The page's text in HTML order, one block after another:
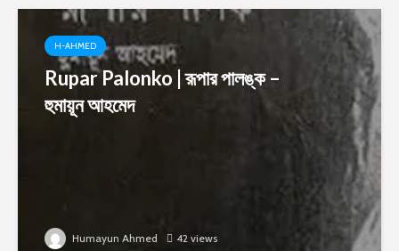
H-AHMED
Rupar Palonko | রূপার পালঙ্ক –
হুমায়ূন আহমেদ
Humayun Ahmed 42 views